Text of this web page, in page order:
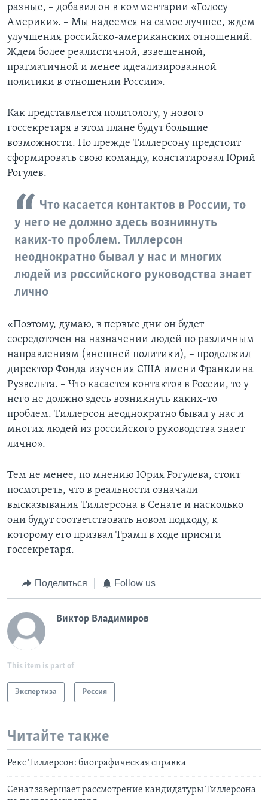
разные, – добавил он в комментарии «Голосу
Америки». – Мы надеемся на самое лучшее, ждем
улучшения российско-американских отношений.
Ждем более реалистичной, взвешенной,
прагматичной и менее идеализированной
политики в отношении России».
Как представляется политологу, у нового
госсекретаря в этом плане будут большие
возможности. Но прежде Тиллерсону предстоит
сформировать свою команду, констатировал Юрий
Рогулев.
Что касается контактов в России, то
у него не должно здесь возникнуть
каких-то проблем. Тиллерсон
неоднократно бывал у нас и многих
людей из российского руководства знает
лично
«Поэтому, думаю, в первые дни он будет
сосредоточен на назначении людей по различным
направлениям (внешней политики), – продолжил
директор Фонда изучения США имени Франклина
Рузвельта. – Что касается контактов в России, то у
него не должно здесь возникнуть каких-то
проблем. Тиллерсон неоднократно бывал у нас и
многих людей из российского руководства знает
лично».
Тем не менее, по мнению Юрия Рогулева, стоит
посмотреть, что в реальности означали
высказывания Тиллерсона в Сенате и насколько
они будут соответствовать новом подходу, к
которому его призвал Трамп в ходе присяги
госсекретаря.
Поделиться Follow us
Виктор Владимиров
This item is part of
Экспертиза Россия
Читайте также
Рекс Тиллерсон: биографическая справка
Сенат завершает рассмотрение кандидатуры Тиллерсона